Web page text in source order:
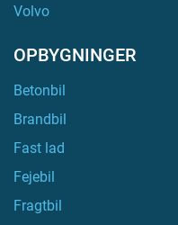
Volvo
OPBYGNINGER
Betonbil
Brandbil
Fast lad
Fejebil
Fragtbil